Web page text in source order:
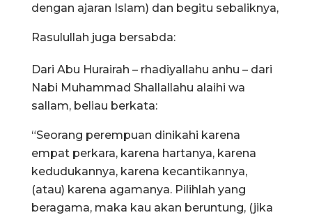
dengan ajaran Islam) dan begitu sebaliknya,
Rasulullah juga bersabda:
Dari Abu Hurairah – rhadiyallahu anhu – dari
Nabi Muhammad Shallallahu alaihi wa
sallam, beliau berkata:
“Seorang perempuan dinikahi karena
empat perkara, karena hartanya, karena
kedudukannya, karena kecantikannya,
(atau) karena agamanya. Pilihlah yang
beragama, maka kau akan beruntung, (jika